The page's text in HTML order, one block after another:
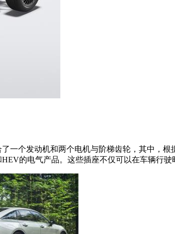
一个发动机和两个电机与阶梯齿轮，其中，
的电气产品。这些插座不仅可以在车辆行